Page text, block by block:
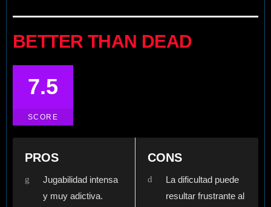
BETTER THAN DEAD
7.5
SCORE
PROS
Jugabilidad intensa
y muy adictiva.
CONS
La dificultad puede
resultar frustrante al